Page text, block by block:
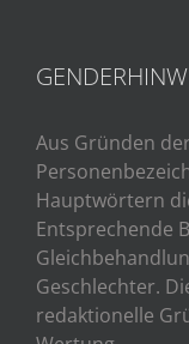
Aus Gründen
Hauptwörtern
Entsprechende
Geschlechter.
redaktionelle